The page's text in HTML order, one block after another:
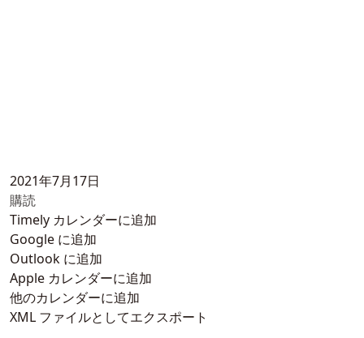
2021年7月17日
購読
Timely カレンダーに追加
Google に追加
Outlook に追加
Apple カレンダーに追加
他のカレンダーに追加
XML ファイルとしてエクスポート